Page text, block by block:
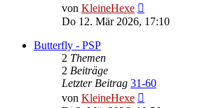
von KleineHexe
Beitrag
Do 12. Mär 2026, 17:10
Butterfly - PSP
2 Themen
2 Beiträge
Letzter Beitrag 31-60
von KleineHexe